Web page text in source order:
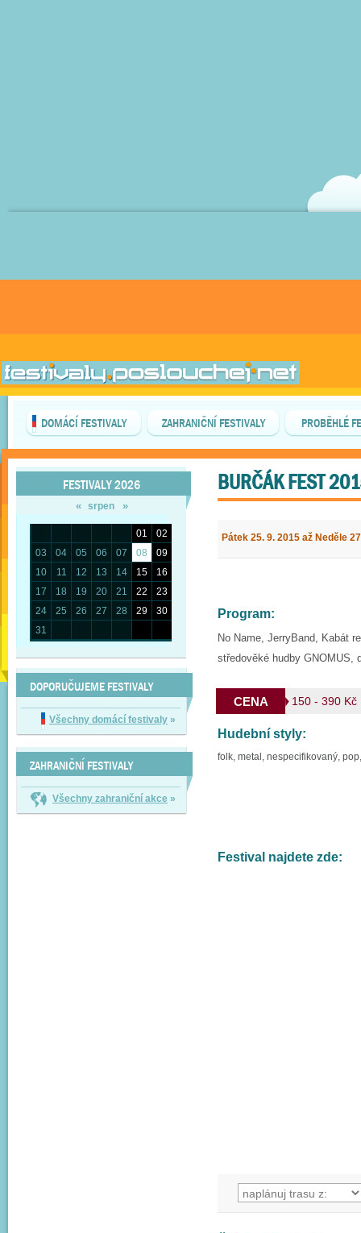
DOMÁCÍ FESTIVALY ZAHRANIČNÍ FESTIVALY PROBĚHLÉ
FESTIVALY 2026
« srpen »
01
02
03
04 05 06 07 08
09
10
11 12 13 14 15
16
17
18 19 20 21 22
23
24
25 26 27 28 29
30
31
DOPORUČUJEME FESTIVALY
Všechny domácí festivaly »
ZAHRANIČNÍ FESTIVALY
Všechny zahraniční akce »
BURČÁK FEST
Pátek 25. 9. 2015 až Neděle
Program:
No Name, JerryBand, Kabát
středověké hudby GNOMUS,
CENA 150 - 390 Kč
Hudební styly:
folk, metal, nespecifikovaný,
Festival najdete zde: